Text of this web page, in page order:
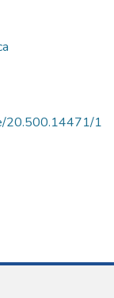
20.500.14471/1